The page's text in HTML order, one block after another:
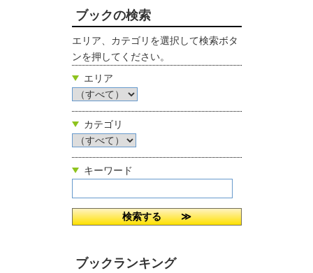
ブックの検索
エリア、カテゴリを選択して検索ボタ
ンを押してください。
エリア
カテゴリ
キーワード
ブックランキング